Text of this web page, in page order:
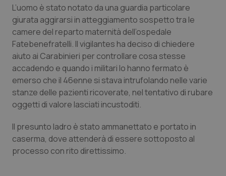
Emilia-Romagna
Friuli Venezia Giulia
Lazio
Liguria
Marche
Colesterolo & coronaropatie
Dermatite Atopica
Diabete & glucometri
Disturbi dell’umore
Donna & Salute
L’uomo è stato notato da una guardia particolare
giurata aggirarsi in atteggiamento sospetto tra le
camere del reparto maternità dell’ospedale
Fatebenefratelli. Il vigilantes ha deciso di chiedere
aiuto ai Carabinieri per controllare cosa stesse
accadendo e quando i militari lo hanno fermato è
emerso che il 46enne si stava intrufolando nelle varie
stanze delle pazienti ricoverate, nel tentativo di rubare
oggetti di valore lasciati incustoditi.
Il presunto ladro è stato ammanettato e portato in
caserma, dove attenderà di essere sottoposto al
processo con rito direttissimo.